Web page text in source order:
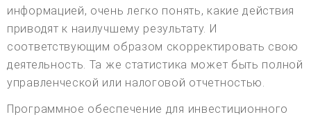
информацией, очень легко понять, какие действия
приводят к наилучшему результату. И
соответствующим образом скорректировать свою
деятельность. Та же статистика может быть полной
управленческой или налоговой отчетностью.
Программное обеспечение для инвестиционного